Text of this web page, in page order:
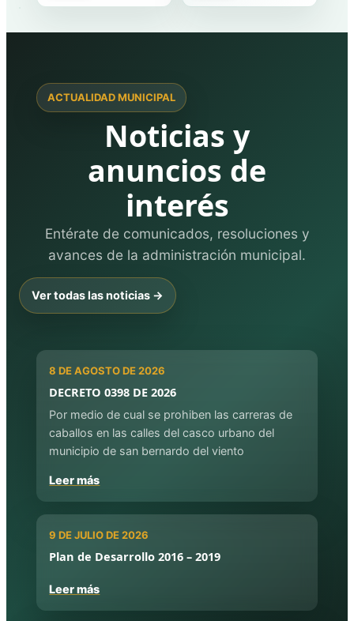
ACTUALIDAD MUNICIPAL
Noticias y
anuncios de
interés
Entérate de comunicados, resoluciones y
avances de la administración municipal.
Ver todas las noticias →
8 DE AGOSTO DE 2026
DECRETO 0398 DE 2026
Por medio de cual se prohiben las carreras de
caballos en las calles del casco urbano del
municipio de san bernardo del viento
Leer más
9 DE JULIO DE 2026
Plan de Desarrollo 2016 – 2019
Leer más